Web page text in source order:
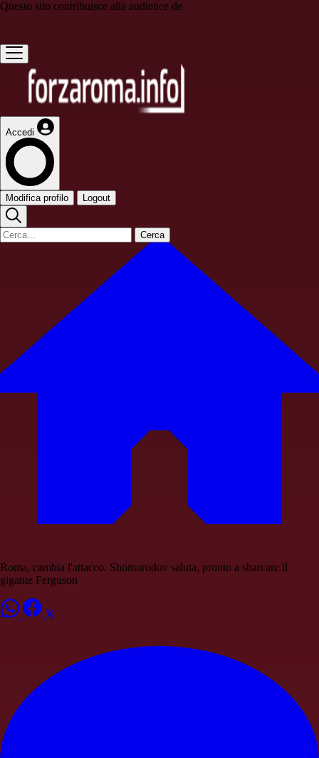
Questo sito contribuisce alla audience de
Accedi
Modifica profilo Logout
Cerca
Roma, cambia l'attacco. Shomurodov saluta, pronto a sbarcare il
gigante Ferguson